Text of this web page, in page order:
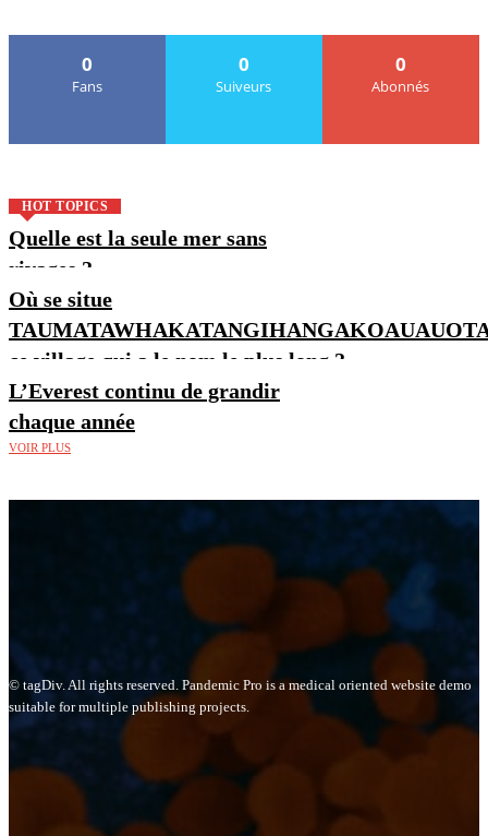
0
Fans
0
Suiveurs
0
Abonnés
HOT TOPICS
Quelle est la seule mer sans
rivages ?
Où se situe
ce village qui a le nom le plus long ?
L’Everest continu de grandir
chaque année
VOIR PLUS
© tagDiv. All rights reserved. Pandemic Pro is a medical oriented website demo
suitable for multiple publishing projects.